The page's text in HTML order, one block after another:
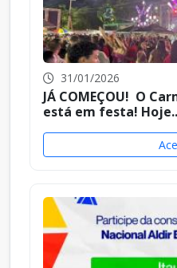
31/01/2026
JÁ COMEÇOU! O
está em festa!